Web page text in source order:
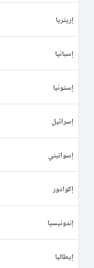
إريتريا
إسبانيا
إستونيا
إسرائيل
إسواتيني
إكوادور
إندونيسيا
إيطاليا